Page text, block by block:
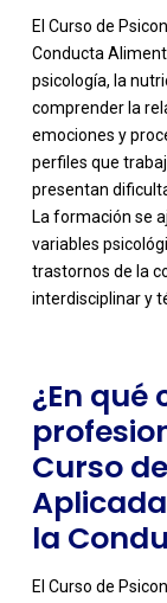
El Curso de
Conducta
psicología, la
comprender la
emociones y
perfiles que
presentan
La formación se
variables
trastornos de la
interdisciplinar y
-
¿En qué
Curso
la
El Curso de